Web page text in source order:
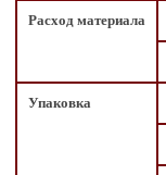
Расход материала
Упаковка